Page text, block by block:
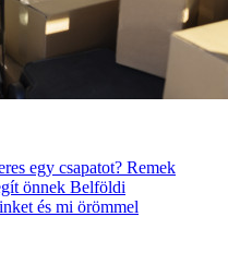
egy csapatot? Remek
önnek Belföldi
és mi örömmel